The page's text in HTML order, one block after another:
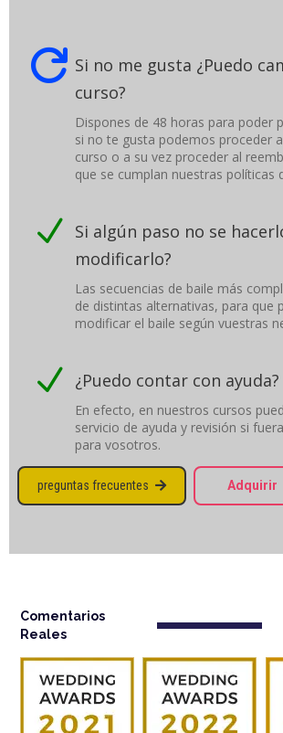
 Si no me gusta ¿Puedo
curso?
Dispones de 48 horas para poder
si no te gusta podemos proceder
curso o a su vez proceder al
que se cumplan nuestras políticas
N Si algún paso no se
modificarlo?
Las secuencias de baile más
de distintas alternativas, para que
modificar el baile según vuestras
N ¿Puedo contar con ayuda?
En efecto, en nuestros cursos
servicio de ayuda y revisión si
para vosotros.
preguntas frecuentes  Adquirir
Comentarios
Reales